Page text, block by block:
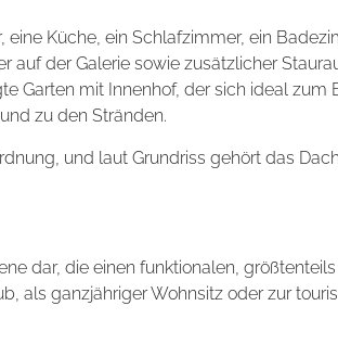
eine Küche, ein Schlafzimmer, ein
auf der Galerie sowie zusätzlicher
Garten mit Innenhof, der sich ideal zum
zu den Stränden.
und laut Grundriss gehört das
dar, die einen funktionalen,
als ganzjähriger Wohnsitz oder zur